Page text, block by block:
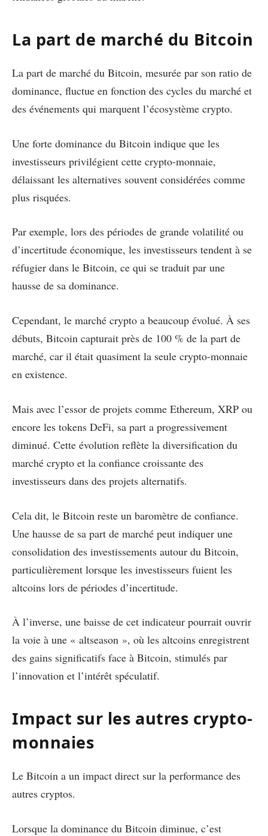
La part de marché du Bitcoin
La part de marché du Bitcoin, mesurée par son ratio de
dominance, fluctue en fonction des cycles du marché et
des événements qui marquent l’écosystème crypto.
Une forte dominance du Bitcoin indique que les
investisseurs privilégient cette crypto-monnaie,
délaissant les alternatives souvent considérées comme
plus risquées.
Par exemple, lors des périodes de grande volatilité ou
d’incertitude économique, les investisseurs tendent à se
réfugier dans le Bitcoin, ce qui se traduit par une
hausse de sa dominance.
Cependant, le marché crypto a beaucoup évolué. À ses
débuts, Bitcoin capturait près de 100 % de la part de
marché, car il était quasiment la seule crypto-monnaie
en existence.
Mais avec l’essor de projets comme Ethereum, XRP ou
encore les tokens DeFi, sa part a progressivement
diminué. Cette évolution reflète la diversification du
marché crypto et la confiance croissante des
investisseurs dans des projets alternatifs.
Cela dit, le Bitcoin reste un baromètre de confiance.
Une hausse de sa part de marché peut indiquer une
consolidation des investissements autour du Bitcoin,
particulièrement lorsque les investisseurs fuient les
altcoins lors de périodes d’incertitude.
À l’inverse, une baisse de cet indicateur pourrait ouvrir
la voie à une « altseason », où les altcoins enregistrent
des gains significatifs face à Bitcoin, stimulés par
l’innovation et l’intérêt spéculatif.
Impact sur les autres crypto-
monnaies
Le Bitcoin a un impact direct sur la performance des
autres cryptos.
Lorsque la dominance du Bitcoin diminue, c’est